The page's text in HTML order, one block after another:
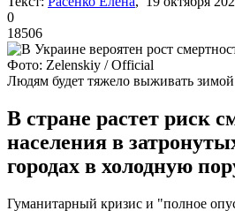
0
18506
Фото: Zelenskiy / Official
Людям будет тяжело выживать зимой
В стране растет риск
населения в
городах в холодную
Гуманитарный кризис и "полное